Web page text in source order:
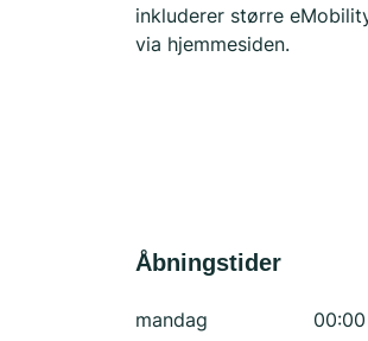
inkluderer større
via hjemmesiden.
Åbningstider
mandag